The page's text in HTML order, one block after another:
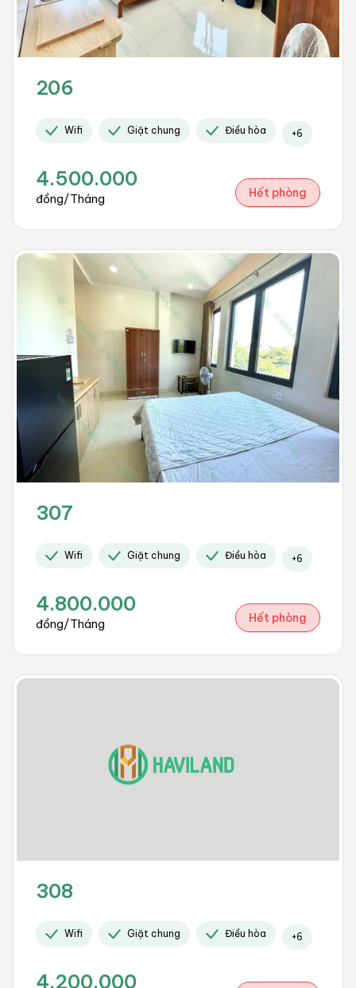
206
Wifi Giặt chung Điều hòa +6
4.500.000
đồng/Tháng Hết phòng
307
Wifi Giặt chung Điều hòa +6
4.800.000
đồng/Tháng Hết phòng
308
Wifi Giặt chung Điều hòa +6
4.200.000